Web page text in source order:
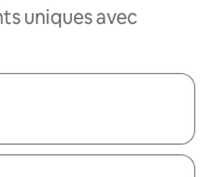
uniques avec
les flèches vers le